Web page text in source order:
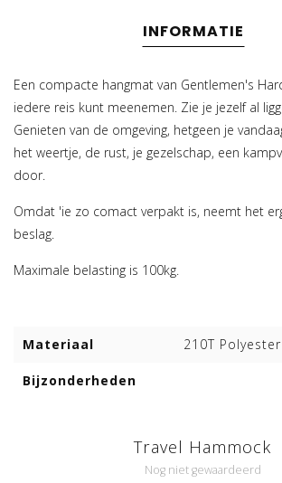
INFORMATIE
Een compacte hangmat van Gentlemen's
iedere reis kunt meenemen. Zie je jezelf al
Genieten van de omgeving, hetgeen je
het weertje, de rust, je gezelschap, een
door.
Omdat 'ie zo comact verpakt is, neemt het
beslag.
Maximale belasting is 100kg.
Materiaal 210T Polyester
Bijzonderheden
Travel Hammock
Nog niet gewaardeerd